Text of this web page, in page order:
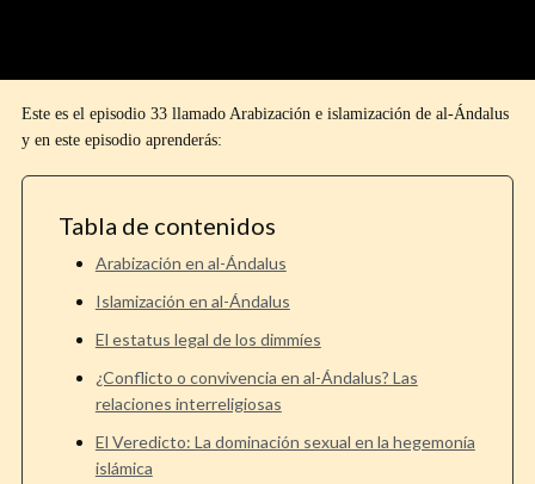
Este es el episodio 33 llamado Arabización e islamización de al-Ándalus
y en este episodio aprenderás:
Tabla de contenidos
Arabización en al-Ándalus
Islamización en al-Ándalus
El estatus legal de los dimmíes
¿Conflicto o convivencia en al-Ándalus? Las
relaciones interreligiosas
El Veredicto: La dominación sexual en la hegemonía
islámica